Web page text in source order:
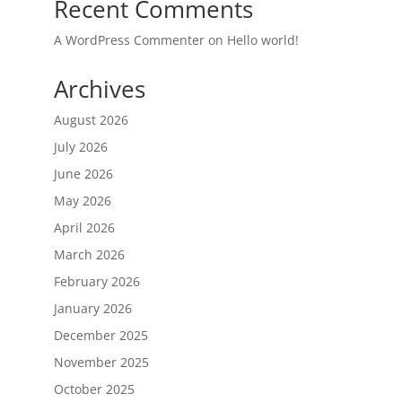
Recent Comments
A WordPress Commenteron Hello world!
Archives
August 2026
July 2026
June 2026
May 2026
April 2026
March 2026
February 2026
January 2026
December 2025
November 2025
October 2025